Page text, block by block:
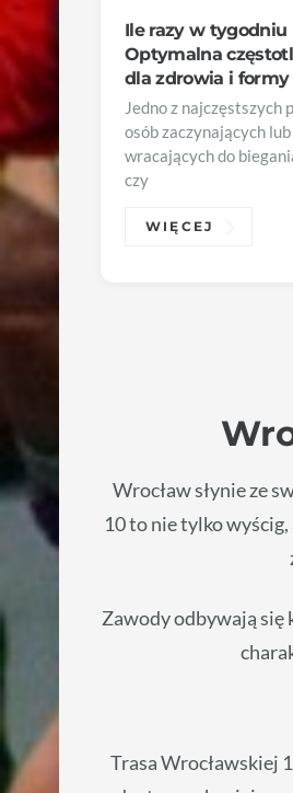
Ile razy w tygodniu
Optymalna
dla zdrowia i formy
Jedno z najczęstszych
osób zaczynających lub
wracających do
czy
WIĘCEJ
Wrocław słynie ze
10 to nie tylko
Zawody odbywają się
Trasa Wrocławskiej